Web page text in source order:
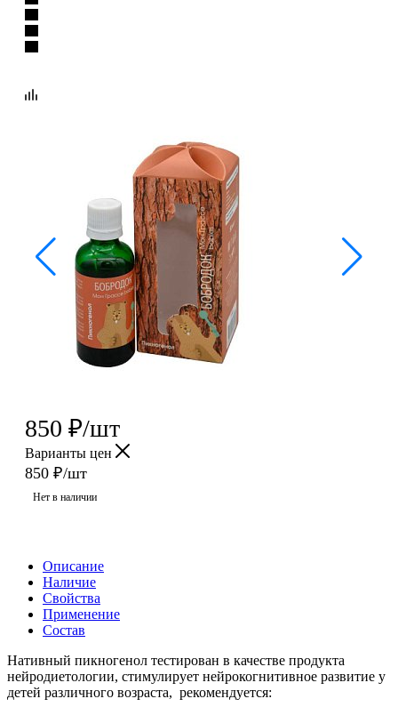
850 ₽/шт
Варианты цен
850 ₽/шт
Нет в наличии
Описание
Наличие
Свойства
Применение
Состав
Нативный пикногенол тестирован в качестве продукта
нейродиетологии, стимулирует нейрокогнитивное развитие у
детей различного возраста, рекомендуется: